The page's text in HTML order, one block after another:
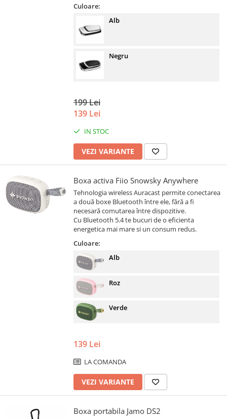
Culoare:
Alb
Negru
199 Lei
139 Lei
IN STOC
VEZI VARIANTE
Boxa activa Fiio Snowsky Anywhere
Tehnologia wireless Auracast permite conectarea
a două boxe Bluetooth între ele, fără a fi
necesară comutarea între dispozitive.
Cu Bluetooth 5.4 te bucuri de o eficienta
energetica mai mare si un consum redus.
Culoare:
Alb
Roz
Verde
139 Lei
LA COMANDA
VEZI VARIANTE
Boxa portabila Jamo DS2